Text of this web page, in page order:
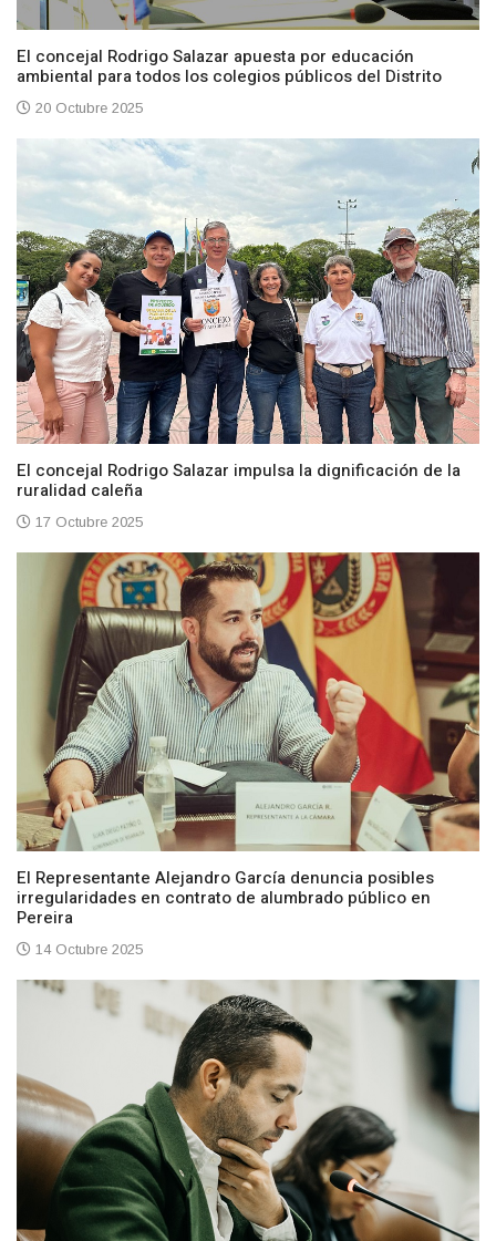
El concejal Rodrigo Salazar apuesta por educación
ambiental para todos los colegios públicos del Distrito
20 Octubre 2025
El concejal Rodrigo Salazar impulsa la dignificación de la
ruralidad caleña
17 Octubre 2025
El Representante Alejandro García denuncia posibles
irregularidades en contrato de alumbrado público en
Pereira
14 Octubre 2025